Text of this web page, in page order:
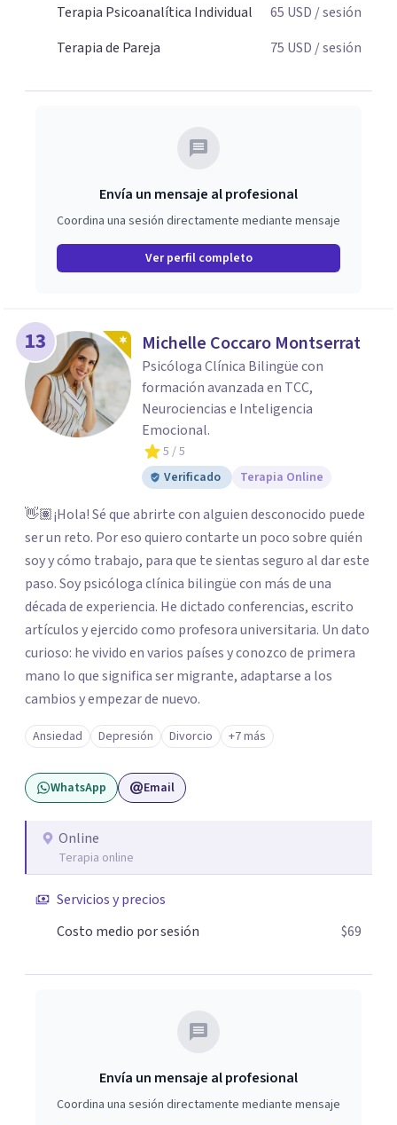
sufrimiento y alcanzan cambios profundos y duraderos en
Terapia Psicoanalítica Individual
65 USD / sesión
Terapia de Pareja
75 USD / sesión
Envía un mensaje al profesional
Coordina una sesión directamente mediante mensaje
Ver perfil completo
13 Michelle Coccaro Montserrat
Psicóloga Clínica Bilingüe con
formación avanzada en TCC,
Neurociencias e Inteligencia
Emocional.
5 / 5
Verificado
Terapia Online
👋🏽¡Hola! Sé que abrirte con alguien desconocido puede
ser un reto. Por eso quiero contarte un poco sobre quién
soy y cómo trabajo, para que te sientas seguro al dar este
paso. Soy psicóloga clínica bilingüe con más de una
década de experiencia. He dictado conferencias, escrito
artículos y ejercido como profesora universitaria. Un dato
curioso: he vivido en varios países y conozco de primera
mano lo que significa ser migrante, adaptarse a los
cambios y empezar de nuevo.
Ansiedad Depresión Divorcio +7 más
WhatsApp Email
Online
Terapia online
Servicios y precios
Costo medio por sesión
$69
Envía un mensaje al profesional
Coordina una sesión directamente mediante mensaje